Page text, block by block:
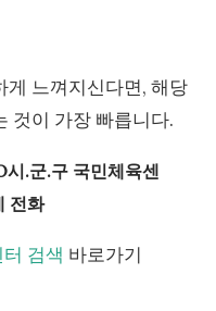
게 느껴지신다면, 해당
것이 가장 빠릅니다.
시.군.구 국민체육센
전화
검색 바로가기